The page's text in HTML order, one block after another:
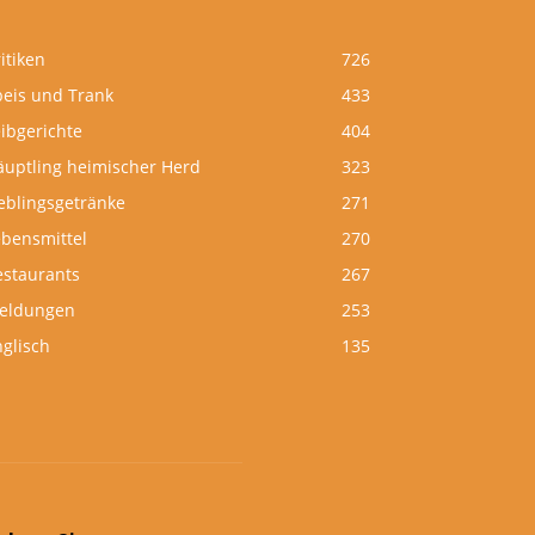
726
und Trank
433
404
heimischer Herd
323
271
270
267
253
135